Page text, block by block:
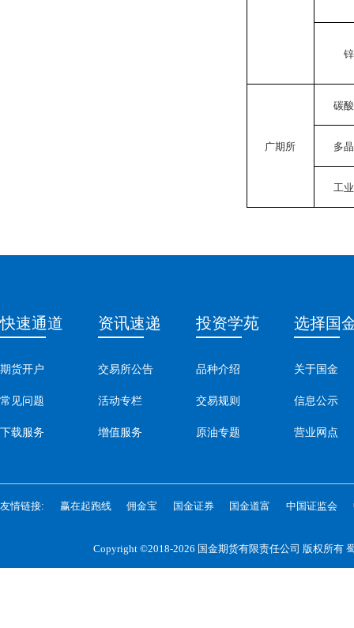
锌
广期所
碳
多
工
快速通道
期货开户
常见问题
下载服务
资讯速递
交易所公告
活动专栏
增值服务
投资学苑
品种介绍
交易规则
原油专题
选择国
关于国金
信息公示
营业网点
友情链接: 赢在起跑线 佣金宝 国金证券 国金道富 中国证监会
Copyright ©2018-2026 国金期货有限责任公司 版权所有